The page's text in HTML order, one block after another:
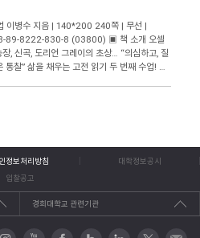
요한 자료집이기도 하다. ▣ 출판사 리
명저, 국내 최초 완역 보수 아카데미의 음모
과 절대 권력이 누리는 화려한 공간을 나란히
이다. 그러나 이 도발적인 제목이야말로 르코
작동해 완성된다는 점에서 본질적으로 같다
열되는 데서 비롯된다. 그는 전통적·관습적
, 신곡, 도리언 그레이의 초상… “의심하고, 질
째 수업! 지
18편의 고전 명작을 통해 인간 존재의 가장
하다’ ‘고백하다’ ‘복수하다’ ‘질투하다’ ‘실성
아 고전 속 문장을 새롭게 읽어낸다. 전작
조명했다면, 『문장 수업』은 인간 내면의
복잡하고 어두운 감정까지 들여다볼 수 있도
조프가의 형제들』 『신곡』 『잃어버린 시
정보처리방침
대학정보공시
입찰공고
경희대학교 관련기관